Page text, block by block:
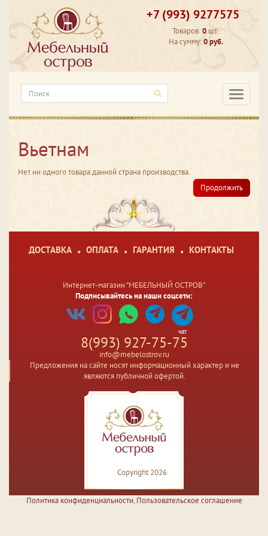
+7 (993) 9277575
Товаров:0 шт.
На сумму:0 руб.
Вьетнам
Нет ни одного товара данной страна производства.
Продолжить
ДОСТАВКА ОПЛАТА ГАРАНТИЯ КОНТАКТЫ
Интернет-магазин "МЕБЕЛЬНЫЙ ОСТРОВ"
Подписывайтесь на наши соцсети:
чат
8(993) 927-75-75
info@mebelostrov.ru
Предложения на сайте носят информационный характер и не
являются публичной офертой.
Copyright 2026
Политика конфиденциальности, Пользовательское соглашение